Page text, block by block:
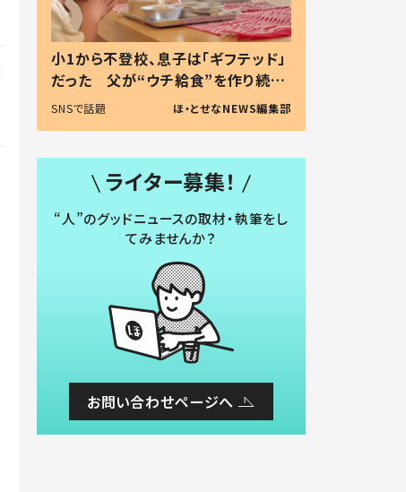
小1から不登校、息子は「ギフテッド」
だった 父が“ウチ給食”を作り続け
る理由とは #令和の親 #令和の子
SNSで話題 ほ・とせなNEWS編集部
ライター募集！
“人”のグッドニュースの取材・執筆をし
てみませんか？
お問い合わせページへ